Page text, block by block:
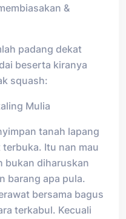
&
padang dekat
beserta kiranya
squash:
Mulia
tanah lapang
Itu nan mau
bukan diharuskan
barang apa pula.
bersama bagus
terkabul. Kecuali